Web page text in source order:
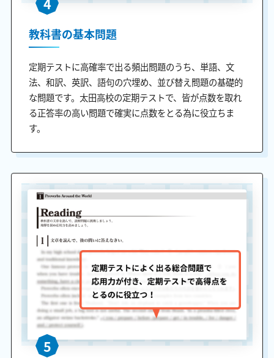
教科書の基本問題
定期テストに高確率で出る頻出問題のうち、単語、文
法、和訳、英訳、語句の穴埋め、並び替え問題の基礎的
な問題です。太田高校の定期テストで、皆が点数を取れ
る正答率の高い問題で確実に点数をとる為に役立ちま
す。
5